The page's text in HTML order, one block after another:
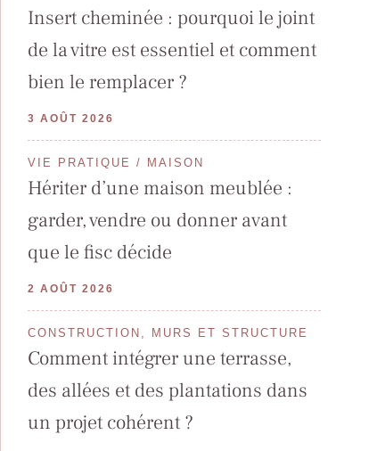
Insert cheminée : pourquoi le joint
de la vitre est essentiel et comment
bien le remplacer ?
3 AOÛT 2026
VIE PRATIQUE / MAISON
Hériter d’une maison meublée :
garder, vendre ou donner avant
que le fisc décide
2 AOÛT 2026
CONSTRUCTION, MURS ET STRUCTURE
Comment intégrer une terrasse,
des allées et des plantations dans
un projet cohérent ?